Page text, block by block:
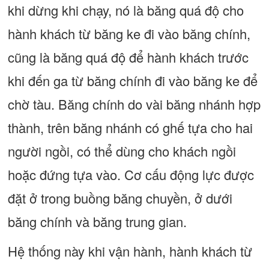
khi dừng khi chạy, nó là băng quá độ cho
hành khách từ băng ke đi vào băng chính,
cũng là băng quá độ để hành khách trước
khi đến ga từ băng chính đi vào băng ke để
chờ tàu. Băng chính do vài băng nhánh hợp
thành, trên băng nhánh có ghế tựa cho hai
người ngồi, có thể dùng cho khách ngồi
hoặc đứng tựa vào. Cơ cấu động lực được
đặt ở trong buồng băng chuyền, ở dưới
băng chính và băng trung gian.
Hệ thống này khi vận hành, hành khách từ